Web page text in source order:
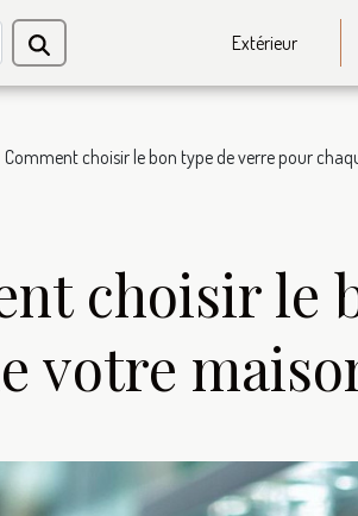
Extérieur
Comment choisir le bon type de verre pour
choisir le
votre